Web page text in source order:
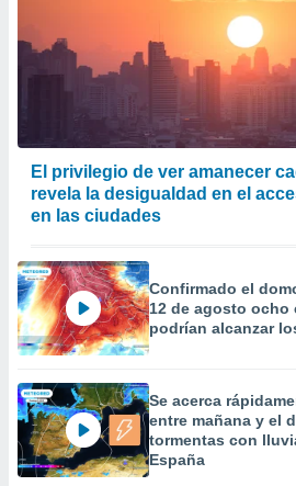
El privilegio de ver amanecer
revela la desigualdad en el
en las ciudades
Confirmado el
12 de agosto ocho
podrían alcanzar
Se acerca
entre mañana y el
tormentas con
España